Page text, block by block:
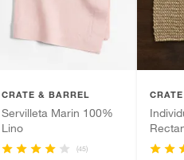
CRATE & BARREL
Servilleta Marin 100%
Lino
(45)